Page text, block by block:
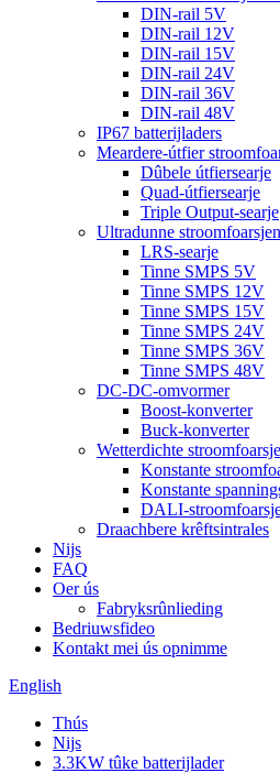
DIN-rail 5V
DIN-rail 12V
DIN-rail 15V
DIN-rail 24V
DIN-rail 36V
DIN-rail 48V
IP67 batterijladers
Meardere-útfier
Dûbele útfiersearje
Quad-útfiersearje
Triple Output-searje
Ultradunne
LRS-searje
Tinne SMPS 5V
Tinne SMPS 12V
Tinne SMPS 15V
Tinne SMPS 24V
Tinne SMPS 36V
Tinne SMPS 48V
DC-DC-omvormer
Boost-konverter
Buck-konverter
Wetterdichte
Konstante
Konstante
DALI-
Draachbere krêftsintrales
Nijs
FAQ
Oer ús
Fabryksrûnlieding
Bedriuwsfideo
Kontakt mei ús opnimme
English
Thús
Nijs
3.3KW tûke batterijlader